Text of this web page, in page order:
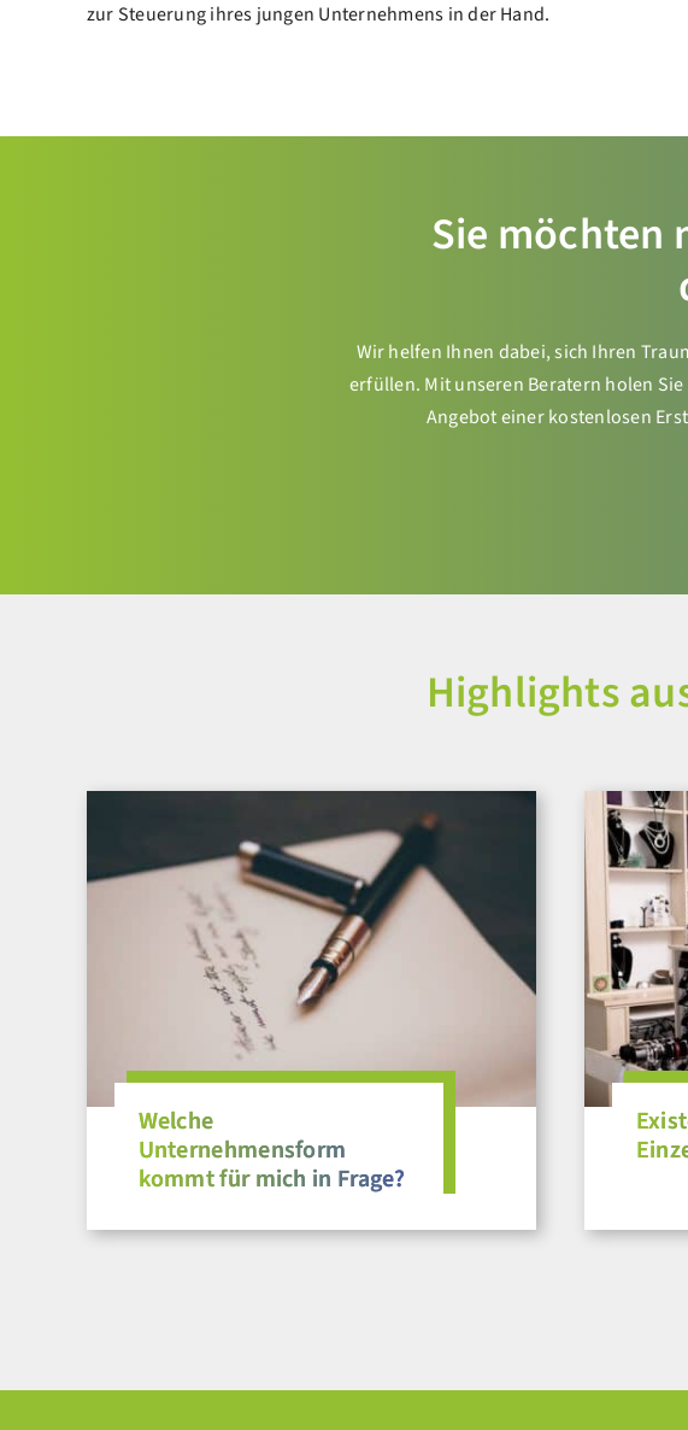
zur Steuerung ihres jungen Unternehmens in der Hand.
Sie möchten
Wir helfen Ihnen dabei, sich Ihren
erfüllen. Mit unseren Beratern holen
Angebot einer kostenlosen
Highlights
Welche
Unternehmensform
kommt für mich in Frage?